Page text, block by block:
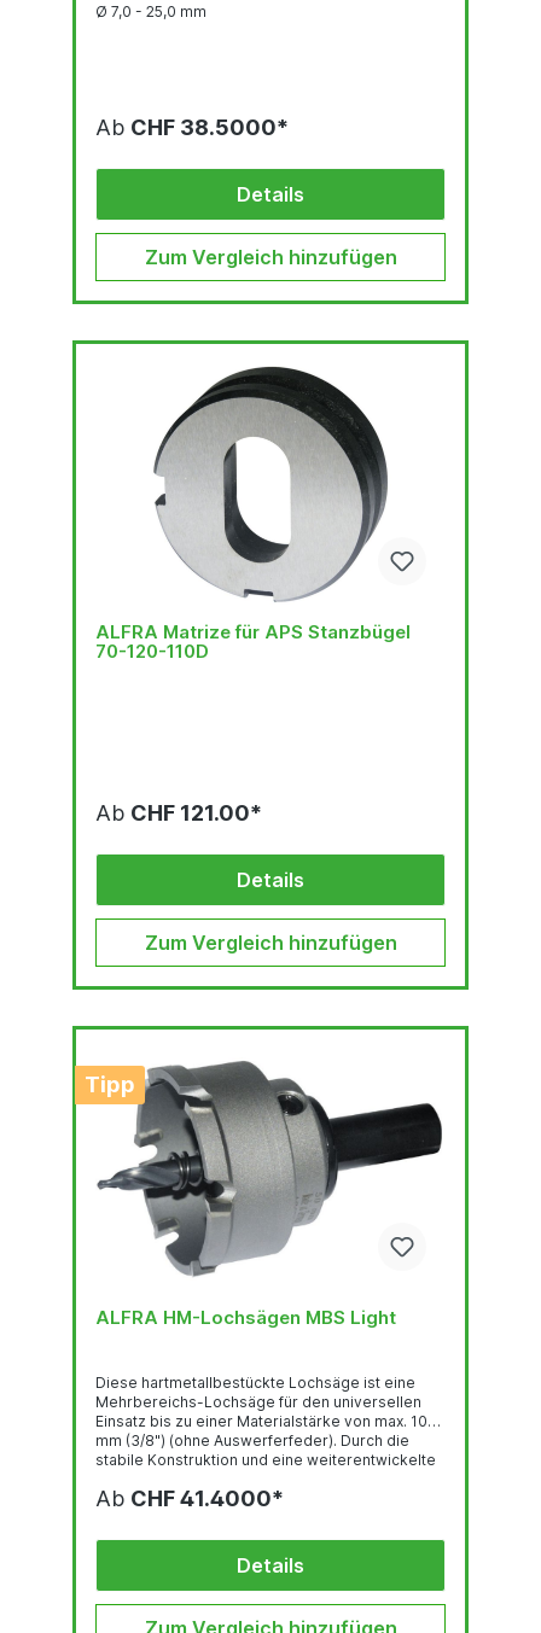
Ø 7,0 - 25,0 mm
Ab CHF 38.5000*
Details
Zum Vergleich hinzufügen
ALFRA Matrize für APS Stanzbügel
70-120-110D
Ab CHF 121.00*
Details
Zum Vergleich hinzufügen
Tipp
ALFRA HM-Lochsägen MBS Light
Diese hartmetallbestückte Lochsäge ist eine
Mehrbereichs-Lochsäge für den universellen
Einsatz bis zu einer Materialstärke von max. 10
mm (3/8") (ohne Auswerferfeder). Durch die
stabile Konstruktion und eine weiterentwickelte
verbessertes Schneidverhalten erreicht,
Standzeit. Für Flachmaterial, aber auch zum
Einsatz auf Rohrmaterial und gewölbten Flächen.
Überlappungsbohrungen sind möglich.
Einsetzbar auf Ständer- und
Ab CHF 41.4000*
Details
Zum Vergleich hinzufügen